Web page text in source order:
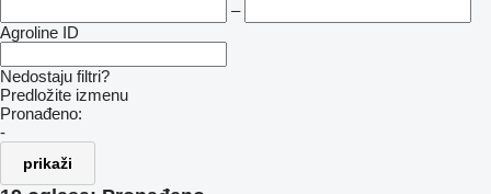
–
Agroline ID
Nedostaju filtri?
Predložite izmenu
Pronađeno:
-
prikaži